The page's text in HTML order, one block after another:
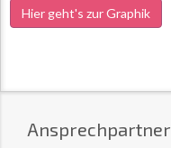
Hier geht's zur Graphik
Ansprechpartner